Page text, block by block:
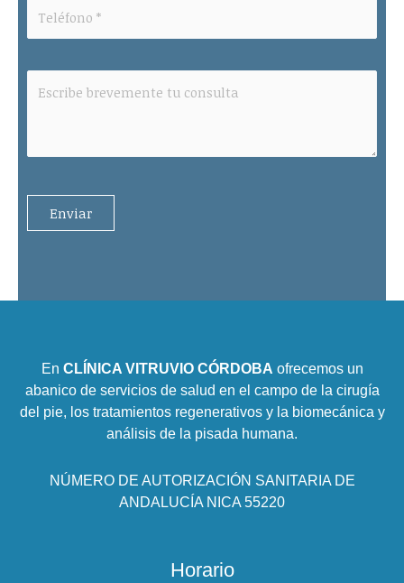
En CLÍNICA VITRUVIO CÓRDOBA ofrecemos un
abanico de servicios de salud en el campo de la cirugía
del pie, los tratamientos regenerativos y la biomecánica y
análisis de la pisada humana.
NÚMERO DE AUTORIZACIÓN SANITARIA DE
ANDALUCÍA NICA 55220
Horario